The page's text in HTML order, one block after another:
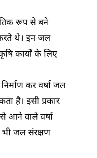
रूप से बने
करते थे। इन जल
कार्यों के लिए
कर वर्षा जल
है। इसी प्रकार
आने वाले वर्षा
भी जल संरक्षण